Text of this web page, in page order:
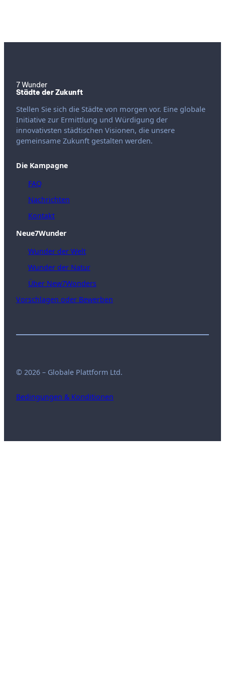
7 Wunder
Städte der Zukunft
Stellen Sie sich die Städte von morgen vor. Eine globale
Initiative zur Ermittlung und Würdigung der
innovativsten städtischen Visionen, die unsere
gemeinsame Zukunft gestalten werden.
Die Kampagne
FAQ
Nachrichten
Kontakt
Neue7Wunder
Wunder der Welt
Wunder der Natur
Über New7Wonders
Vorschlagen oder Bewerben
© 2026 – Globale Plattform Ltd.
Bedingungen & Konditionen